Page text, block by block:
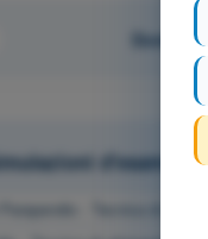
d'esame a
- Tecnica di